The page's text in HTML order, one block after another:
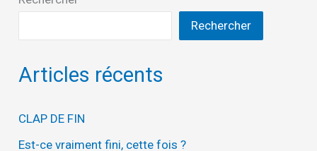
Rechercher
Articles récents
CLAP DE FIN
Est-ce vraiment fini, cette fois ?